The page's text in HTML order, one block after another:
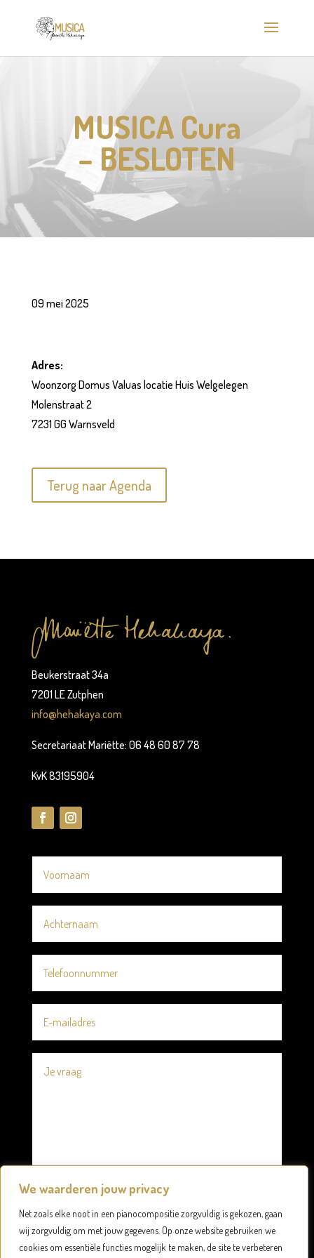
We waarderen jouw privacy
Net zoals elke noot in een pianocompositie zorgvuldig is gekozen, gaan
wij zorgvuldig om met jouw gegevens. Op onze website gebruiken we
cookies om essentiële functies mogelijk te maken, de site te verbeteren
MUSICA Cura
– BESLOTEN
09 mei 2025
Adres:
Woonzorg Domus Valuas locatie Huis Welgelegen
Molenstraat 2
7231 GG Warnsveld
Terug naar Agenda
Beukerstraat 34a
7201 LE Zutphen
info@hehakaya.com
Secretariaat Mariëtte: 06 48 60 87 78
KvK 83195904